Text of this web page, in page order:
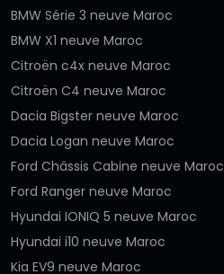
BMW Série 3 neuve Maroc
BMW X1 neuve Maroc
Citroën c4x neuve Maroc
Citroën C4 neuve Maroc
Dacia Bigster neuve Maroc
Dacia Logan neuve Maroc
Ford Châssis Cabine neuve Maroc
Ford Ranger neuve Maroc
Hyundai IONIQ 5 neuve Maroc
Hyundai i10 neuve Maroc
Kia EV9 neuve Maroc